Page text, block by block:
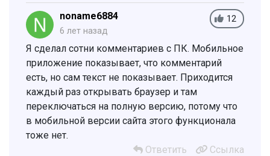
12
noname6884
6 лет назад
Я сделал сотни комментариев с ПК. Мобильное
приложение показывает, что комментарий
есть, но сам текст не показывает. Приходится
каждый раз открывать браузер и там
переключаться на полную версию, потому что
в мобильной версии сайта этого функционала
тоже нет.
Ответить
Ссылка